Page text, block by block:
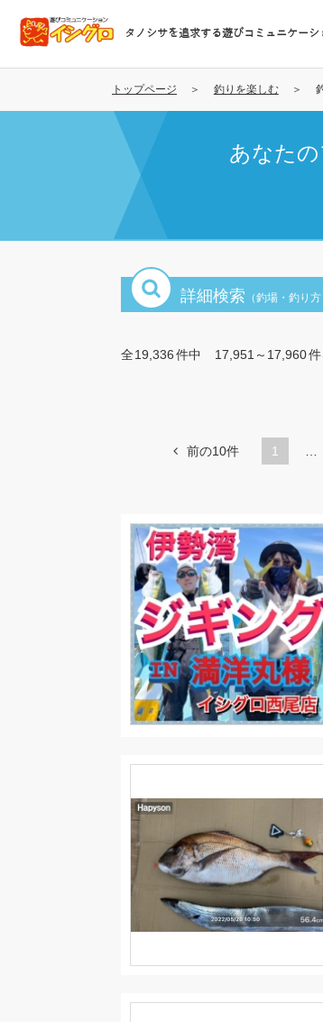
コ
テ
タノシサを追求する遊びコミュニケーシ
トップページ 釣りを楽しむ
あなた
詳細検索 （釣場・釣り
全19,336件中 17,951～17,960
前の10件 1